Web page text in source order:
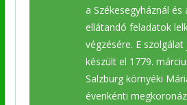
a Székesegyháznál és
ellátandó feladatok
végzésére. E szolgálat
készült el 1779.
Salzburg környéki
évenkénti